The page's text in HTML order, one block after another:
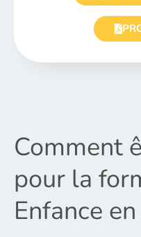
Comment
pour la
Enfance